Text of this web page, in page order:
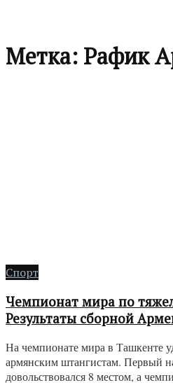
Метка: Рафик
Спорт
Чемпионат мира по
Результаты сборной
На чемпионате мира в Ташкенте
армянским штангистам. Первый
довольствовался 8 местом, а